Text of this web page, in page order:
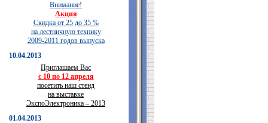
Внимание!
Акция
Скидка от 25 до 35 %
на лестничную технику
2009-2011 годов выпуска
10.04.2013
Приглашаем Вас
с 10 по 12 апреля
посетить наш стенд
на выставке
ЭкспоЭлектроника – 2013
01.04.2013